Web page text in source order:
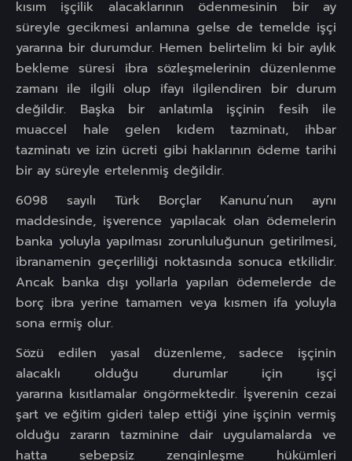
kısım işçilik alacaklarının ödenmesinin bir ay
süreyle gecikmesi anlamına gelse de temelde işçi
yararına bir durumdur. Hemen belirtelim ki bir aylık
bekleme süresi ibra sözleşmelerinin düzenlenme
zamanı ile ilgili olup ifayı ilgilendiren bir durum
değildir. Başka bir anlatımla işçinin fesih ile
muaccel hale gelen kıdem tazminatı, ihbar
tazminatı ve izin ücreti gibi haklarının ödeme tarihi
bir ay süreyle ertelenmiş değildir.
6098 sayılı Türk Borçlar Kanunu’nun aynı
maddesinde, işverence yapılacak olan ödemelerin
banka yoluyla yapılması zorunluluğunun getirilmesi,
ibranamenin geçerliliği noktasında sonuca etkilidir.
Ancak banka dışı yollarla yapılan ödemelerde de
borç ibra yerine tamamen veya kısmen ifa yoluyla
sona ermiş olur.
Sözü edilen yasal düzenleme, sadece işçinin
alacaklı olduğu durumlar için işçi
yararına kısıtlamalar öngörmektedir. İşverenin cezai
şart ve eğitim gideri talep ettiği yine işçinin vermiş
olduğu zararın tazminine dair uygulamalarda ve
hatta sebepsiz zenginleşme hükümleri